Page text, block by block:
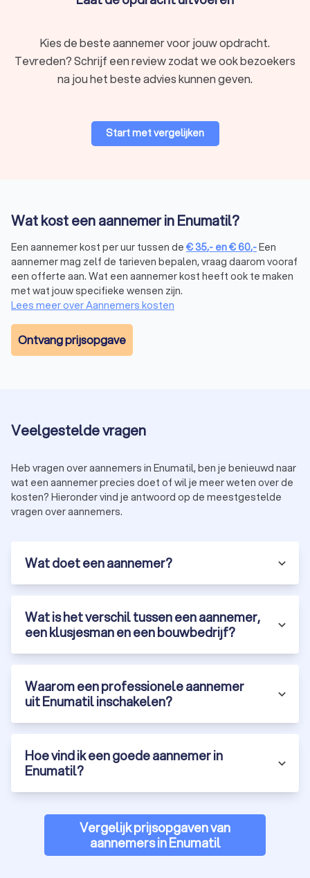
Kies de beste aannemer voor jouw opdracht.
Tevreden? Schrijf een review zodat we ook bezoekers
na jou het beste advies kunnen geven.
Start met vergelijken
Wat kost een aannemer in Enumatil?
Een aannemer kost per uur tussen de €35,- en€60,-Een
aannemer mag zelf de tarieven bepalen, vraag daarom vooraf
een offerte aan. Wat een aannemer kost heeft ook te maken
met wat jouw specifieke wensen zijn.
Lees meer over Aannemers kosten
Ontvang prijsopgave
Veelgestelde vragen
Heb vragen over aannemers in Enumatil, ben je benieuwd naar
wat een aannemer precies doet of wil je meer weten over de
kosten? Hieronder vind je antwoord op de meestgestelde
vragen over aannemers.
Wat doet een aannemer?
Wat is het verschil tussen een aannemer,
een klusjesman en een bouwbedrijf?
Waarom een professionele aannemer
uit Enumatil inschakelen?
Hoe vind ik een goede aannemer in
Enumatil?
Vergelijk prijsopgaven van
aannemers in Enumatil